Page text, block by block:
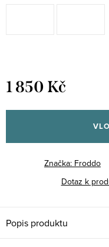
1 850 Kč
cena:
Značka: Froddo
Dotaz k
Popis produktu